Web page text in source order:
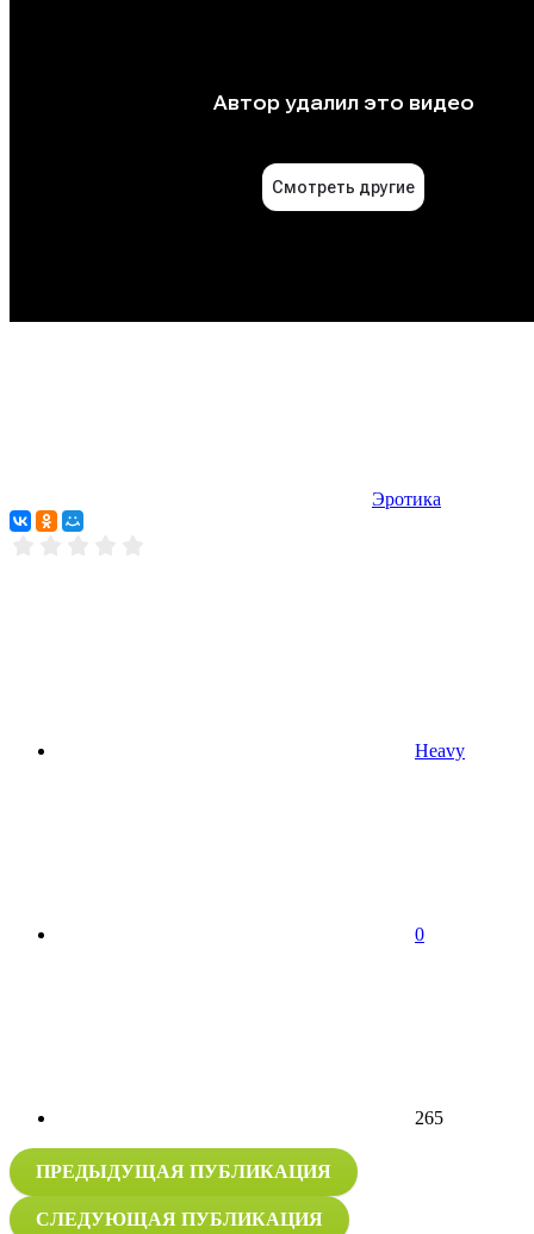
Эротика
Heavy
0
265
ПРЕДЫДУЩАЯ ПУБЛИКАЦИЯ
СЛЕДУЮЩАЯ ПУБЛИКАЦИЯ